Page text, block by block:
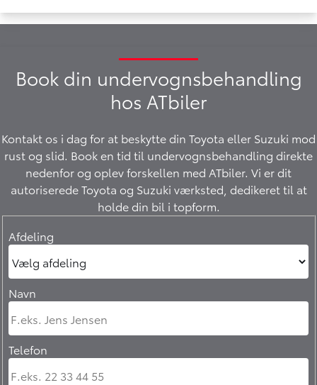
Book din undervognsbehandling
hos ATbiler
Kontakt os i dag for at beskytte din Toyota eller Suzuki mod
rust og slid. Book en tid til undervognsbehandling direkte
nedenfor og oplev forskellen med ATbiler. Vi er dit
autoriserede Toyota og Suzuki værksted, dedikeret til at
holde din bil i topform.
Afdeling
Navn
Telefon